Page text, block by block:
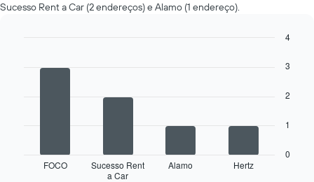
Sucesso Rent a Car (2 endereços) e Alamo (1 endereço).
seguirFOCO
Sucesso Rent
a Car
Alamo Hertz
0
1
2
3
4